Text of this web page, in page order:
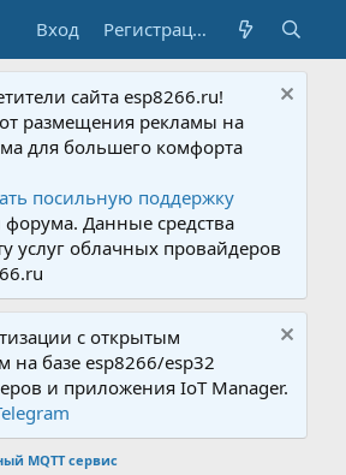
Вход Регистрация
сайта esp8266.ru!
размещения рекламы на
для большего комфорта
посильную поддержку
Данные средства
услуг облачных провайдеров
с открытым
на базе esp8266/esp32
и приложения IoT Manager.
MQTT сервис